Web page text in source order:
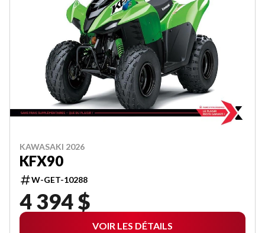
KAWASAKI 2026
KFX90
W-GET-10288
4 394 $
VOIR LES DÉTAILS